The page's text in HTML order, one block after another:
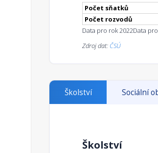
Počet sňatků
Počet rozvodů
Data pro rok 2022Data
Zdroj dat: ČSÚ
Školství Sociální
Školství